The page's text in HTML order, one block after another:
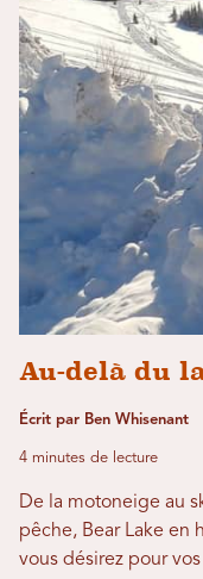
Au-delà du
Écrit par Ben Whisenant
4 minutes de lecture
De la motoneige au
pêche, Bear Lake en
vous désirez pour